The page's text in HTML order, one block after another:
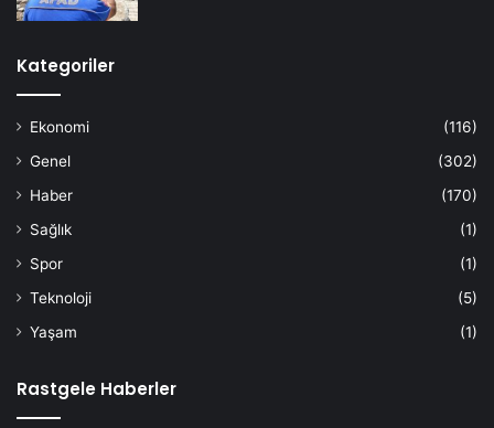
Kategoriler
Ekonomi
(116)
Genel
(302)
Haber
(170)
Sağlık
(1)
Spor
(1)
Teknoloji
(5)
Yaşam
(1)
Rastgele Haberler